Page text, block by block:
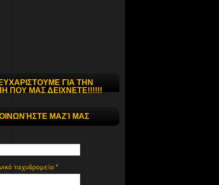
ΓΙΑ ΤΗΝ
ΠΟΥ ΜΑΣ ΔΕΙΧΝΕΤΕ!!!!!!
ΜΑΖΊ ΜΑΣ
ταχυδρομείο *